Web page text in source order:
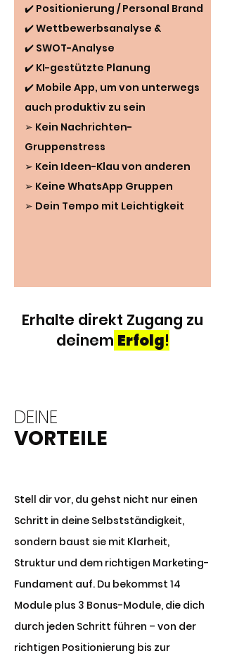
✔️ Positionierung / Personal Brand
✔️ Wettbewerbsanalyse &
✔️ SWOT-Analyse
✔️ KI-gestützte Planung
✔️ Mobile App, um von unterwegs
auch produktiv zu sein
➢ Kein Nachrichten-
Gruppenstress
➢ Kein Ideen-Klau von anderen
➢ Keine WhatsApp Gruppen
➢ Dein Tempo mit Leichtigkeit
Erhalte direkt Zugang zu
deinem Erfolg!
DEINE
VORTEILE
Stell dir vor, du gehst nicht nur einen
Schritt in deine Selbstständigkeit,
sondern baust sie mit Klarheit,
Struktur und dem richtigen Marketing-
Fundament auf. Du bekommst 14
Module plus 3 Bonus-Module, die dich
durch jeden Schritt führen – von der
richtigen Positionierung bis zur